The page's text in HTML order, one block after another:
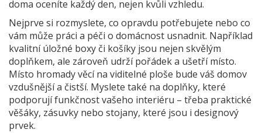
doma oceníte každý den, nejen kvůli vzhledu.
Nejprve si rozmyslete, co opravdu potřebujete nebo co
vám může práci a péči o domácnost usnadnit. Například
kvalitní úložné boxy či košíky jsou nejen skvělým
doplňkem, ale zároveň udrží pořádek a ušetří místo.
Místo hromady věcí na viditelné ploše bude váš domov
vzdušnější a čistší. Myslete také na doplňky, které
podporují funkčnost vašeho interiéru – třeba praktické
věšáky, zásuvky nebo stojany, které jsou i designový
prvek.